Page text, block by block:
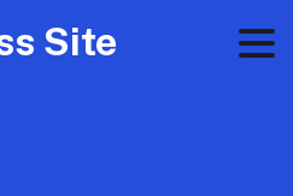
Site